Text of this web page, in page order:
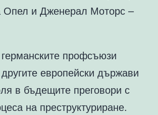
Опел и Дженерал Моторс –
профсъюзи
европейски държави
в бъдещите преговори с
на преструктуриране.